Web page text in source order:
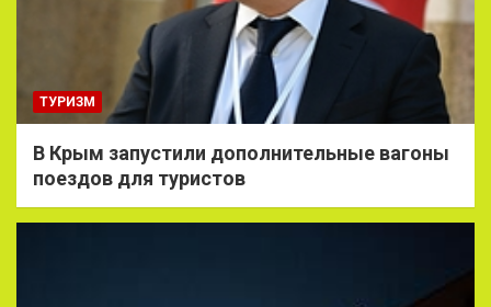
ТУРИЗМ
В Крым запустили дополнительные вагоны
поездов для туристов